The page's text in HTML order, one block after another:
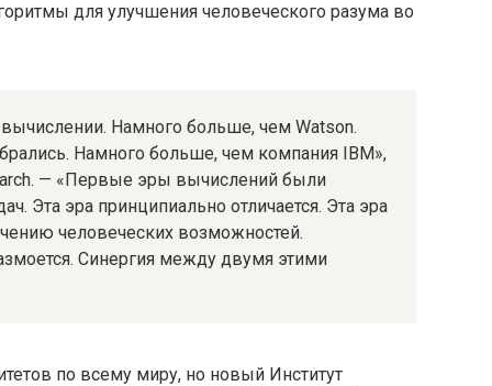
для улучшения человеческого разума во
Намного больше, чем Watson.
Намного больше, чем компания IBM»,
— «Первые эры вычислений были
Эта эра принципиально отличается. Эта эра
человеческих возможностей.
Синергия между двумя этими
по всему миру, но новый Институт